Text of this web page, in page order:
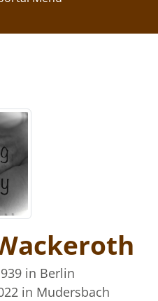
in Berlin
in Mudersbach